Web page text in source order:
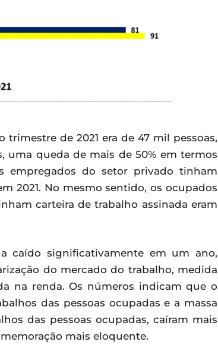
de 2021 era de 47 mil pessoas,
uma queda de mais de 50% em termos
empregados do setor privado tinham
2021. No mesmo sentido, os ocupados
carteira de trabalho assinada eram
caído significativamente em um ano,
do mercado do trabalho, medida
na renda. Os números indicam que o
das pessoas ocupadas e a massa
das pessoas ocupadas, caíram mais
mais eloquente.